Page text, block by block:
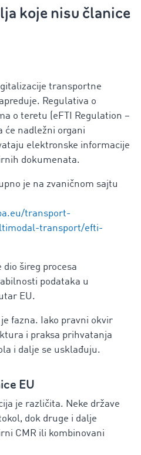
koje nisu članice
transportne
Regulativa o
o teretu (eFTI Regulation –
će nadležni organi
elektronske informacije
dokumenata.
je na zvaničnom sajtu
transport-
transport/efti-
dio šireg procesa
podataka u
EU.
fazna. Iako pravni okvir
i praksa prihvatanja
i dalje se usklađuju.
EU
je različita. Neke države
dok druge i dalje
CMR ili kombinovani